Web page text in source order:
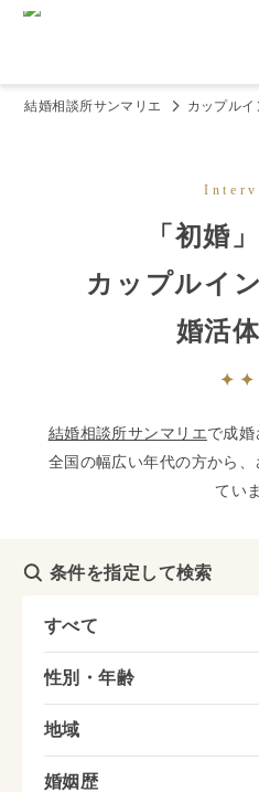
結婚相談所サンマリエ カップル
「 初婚
カップルイ
婚活
結婚相談所サンマリエで成婚
全国の幅広い年代の方から
てい
条件を指定して検索
すべて
性別・年齢
地域
婚姻歴